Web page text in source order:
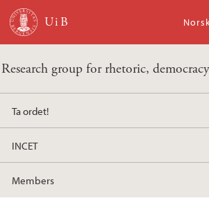
Skip to main content
Research group for rhetoric,
Ta ordet!
INCET
Members